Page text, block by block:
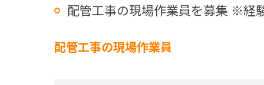
配管工事の現場作業員を募集 ※経
配管工事の現場作業員